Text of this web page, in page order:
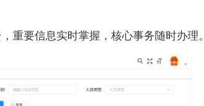
重要信息实时掌握，核心事务随时办理。